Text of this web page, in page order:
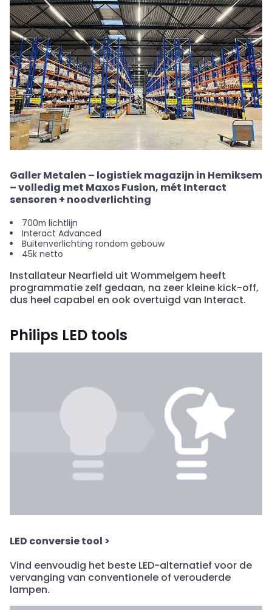
Galler Metalen – logistiek magazijn in Hemiksem
– volledig met Maxos Fusion, mét Interact
sensoren + noodverlichting
700m lichtlijn
Interact Advanced
Buitenverlichting rondom gebouw
45k netto
Installateur Nearfield uit Wommelgem heeft
programmatie zelf gedaan, na zeer kleine kick-off,
dus heel capabel en ook overtuigd van Interact.
Philips LED tools
LED conversie tool >
Vind eenvoudig het beste LED-alternatief voor de
vervanging van conventionele of verouderde
lampen.